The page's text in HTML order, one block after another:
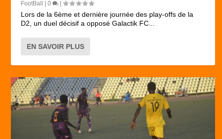
FootBall |0 |
Lors de la 6ème et dernière journée des play-offs de la
D2, un duel décisif a opposé Galactik FC...
EN SAVOIR PLUS